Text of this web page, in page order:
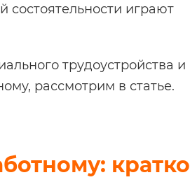
состоятельности играют
трудоустройства и
рассмотрим в статье.
кратко